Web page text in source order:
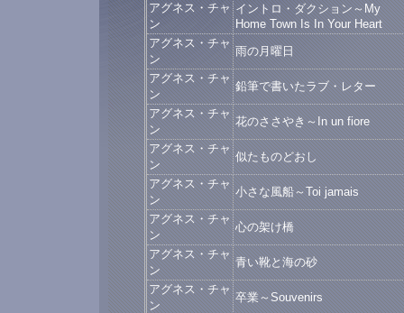
アグネス・チャ
ン
イントロ・ダクション～My
Home Town Is In Your Heart
アグネス・チャ
ン
雨の月曜日
アグネス・チャ
ン
鉛筆で書いたラブ・レター
アグネス・チャ
ン
花のささやき～In un fiore
アグネス・チャ
ン
似たものどおし
アグネス・チャ
ン
小さな風船～Toi jamais
アグネス・チャ
ン
心の架け橋
アグネス・チャ
ン
青い靴と海の砂
アグネス・チャ
ン
卒業～Souvenirs